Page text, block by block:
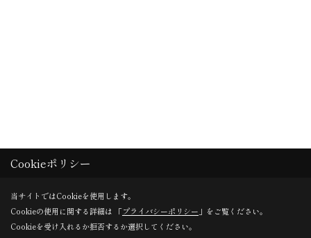
Cookieポリシー
当サイトではCookieを使用します。
Cookieの使用に関する詳細は 「プライバシーポリシー 」をご覧ください。
Cookieを受け入れるか拒否するか選択してください。